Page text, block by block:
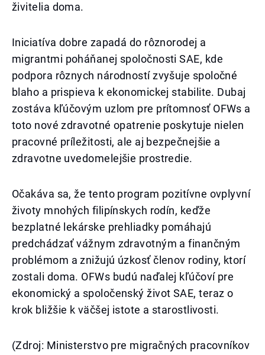
živitelia doma.
Iniciatíva dobre zapadá do rôznorodej a
migrantmi poháňanej spoločnosti SAE, kde
podpora rôznych národností zvyšuje spoločné
blaho a prispieva k ekonomickej stabilite. Dubaj
zostáva kľúčovým uzlom pre prítomnosť OFWs a
toto nové zdravotné opatrenie poskytuje nielen
pracovné príležitosti, ale aj bezpečnejšie a
zdravotne uvedomelejšie prostredie.
Očakáva sa, že tento program pozitívne ovplyvní
životy mnohých filipínskych rodín, keďže
bezplatné lekárske prehliadky pomáhajú
predchádzať vážnym zdravotným a finančným
problémom a znižujú úzkosť členov rodiny, ktorí
zostali doma. OFWs budú naďalej kľúčoví pre
ekonomický a spoločenský život SAE, teraz o
krok bližšie k väčšej istote a starostlivosti.
(Zdroj: Ministerstvo pre migračných pracovníkov